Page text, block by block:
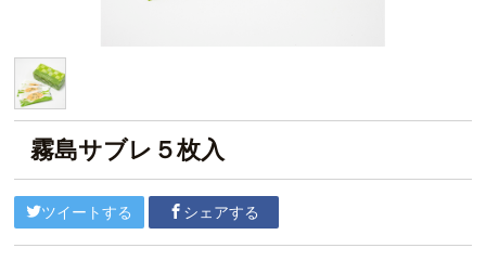
霧島サブレ５枚入
ツイートする シェアする